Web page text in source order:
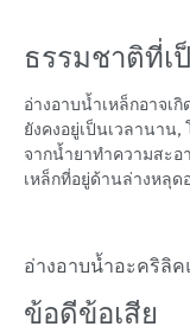
ธรรมชาติที่เ
อ่างอาบน้ำเหล็กอาจเ
ยังคงอยู่เป็นเวลานาน
จากน้ำยาทำความสะ
เหล็กที่อยู่ด้านล่างหลุด
อ่างอาบน้ำอะคริลิค
ข้อดีข้อเสีย